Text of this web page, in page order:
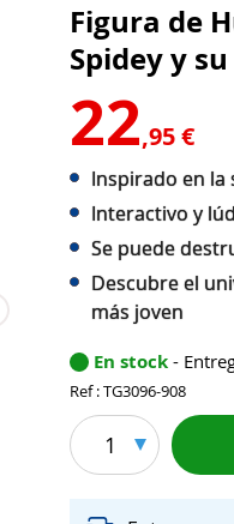
Figura de
Spidey y
22,95 €
Inspirado en la
Interactivo y
Se puede
Descubre el
más joven
En stock -
Ref : TG3096-908
1